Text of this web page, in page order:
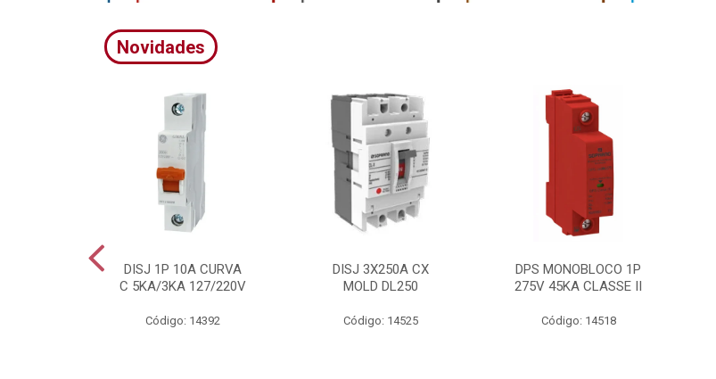
Novidades
DISJ 1P 10A CURVA
C 5KA/3KA 127/220V
Código: 14392
DISJ 3X250A CX
MOLD DL250
Código: 14525
DPS MONOBLOCO 1P
275V 45KA CLASSE II
Código: 14518